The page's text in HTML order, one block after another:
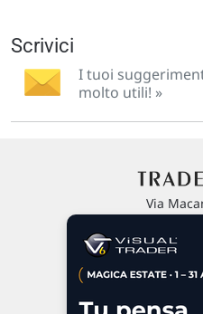
Scrivici
I tuoi
molto utili! »
Via
P.IVA 02